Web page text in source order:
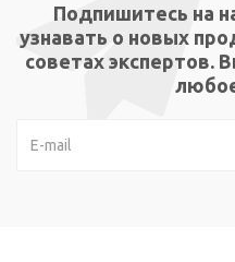
Подпишитесь на
узнавать о новых
советах экспертов.